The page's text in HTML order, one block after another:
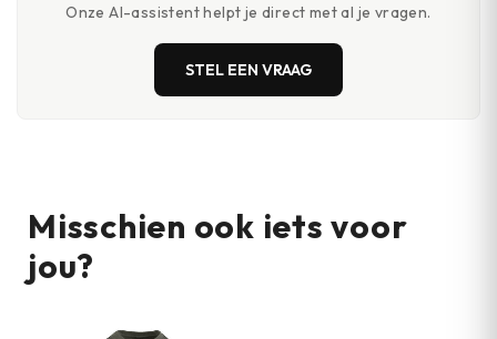
Onze AI-assistent helpt je direct met al je vragen.
STEL EEN VRAAG
Misschien ook iets voor
jou?